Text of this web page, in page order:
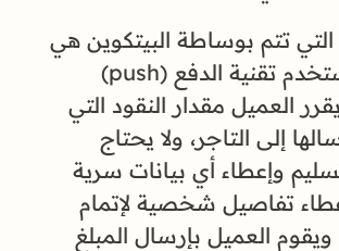
تتم بوساطة البيتكوين هي
مدفوعات تستخدم تقنية الدفع (push)
العميل مقدار النقود التي
إلى التاجر، ولا يحتاج
وإعطاء أي بيانات سرية
تفاصيل شخصية لإتمام
ويقوم العميل بإرسال المبلغ